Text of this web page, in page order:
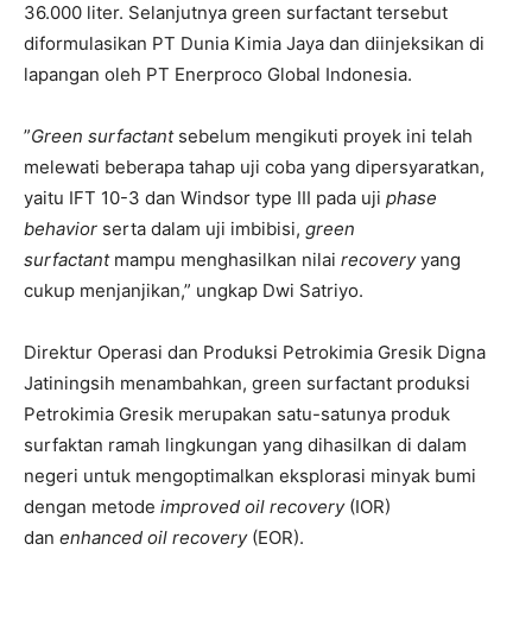
36.000 liter. Selanjutnya green surfactant tersebut
diformulasikan PT Dunia Kimia Jaya dan diinjeksikan di
lapangan oleh PT Enerproco Global Indonesia.
”Green surfactantsebelum mengikuti proyek ini telah
melewati beberapa tahap uji coba yang dipersyaratkan,
yaitu IFT 10-3 dan Windsor type III pada uji phase
behavior serta dalam uji imbibisi, green
surfactantmampu menghasilkan nilai recoveryyang
cukup menjanjikan,” ungkap Dwi Satriyo.
Direktur Operasi dan Produksi Petrokimia Gresik Digna
Jatiningsih menambahkan, green surfactant produksi
Petrokimia Gresik merupakan satu-satunya produk
surfaktan ramah lingkungan yang dihasilkan di dalam
negeri untuk mengoptimalkan eksplorasi minyak bumi
dengan metode improved oil recovery(IOR)
dan enhanced oil recovery(EOR).